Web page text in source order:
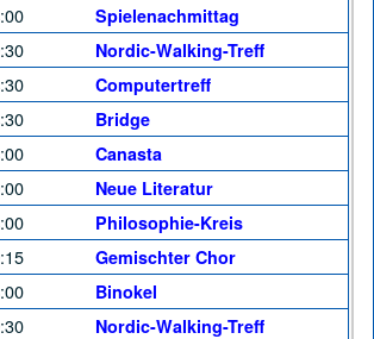
Spielenachmittag
Nordic-Walking-Treff
Computertreff
Bridge
Canasta
Neue Literatur
Philosophie-Kreis
Gemischter Chor
Binokel
Nordic-Walking-Treff